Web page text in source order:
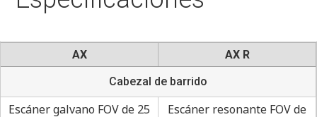
AX AX R
Cabezal de barrido
Escáner galvano FOV de 25
Escáner resonante FOV de